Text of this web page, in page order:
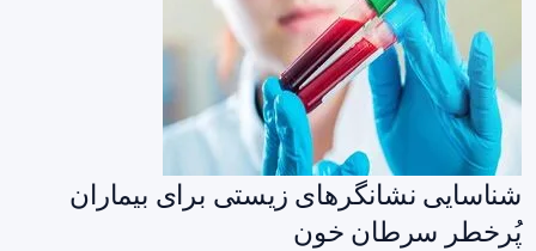
شناسایی نشانگرهای زیستی برای بیماران
پُرخطر سرطان خون